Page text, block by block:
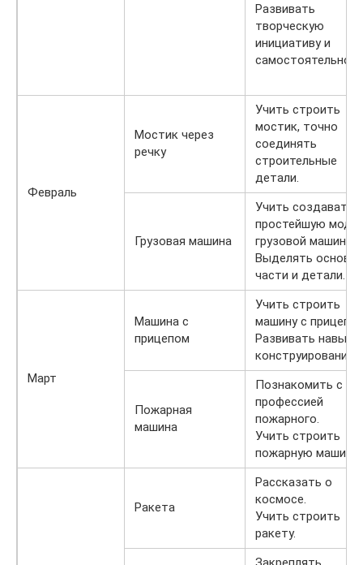
Развивать
творческую
инициативу и
Февраль
Мостик через
речку
Учить строить
мостик, точно
соединять
строительные
детали.
Грузовая машина
Учить создавать
простейшую
грузовой машины.
Выделять
части и детали.
Март
Машина с
прицепом
Учить строить
машину с
Развивать навыки
конструирования.
Пожарная
машина
Познакомить с
профессией
пожарного.
Учить строить
пожарную машину.
Ракета
Рассказать о
космосе.
Учить строить
ракету.